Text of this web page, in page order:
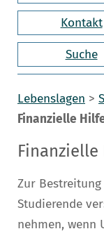
Kontakt
Suche
Lebenslagen >
Finanzielle
Zur
Studierende
nehmen, wenn